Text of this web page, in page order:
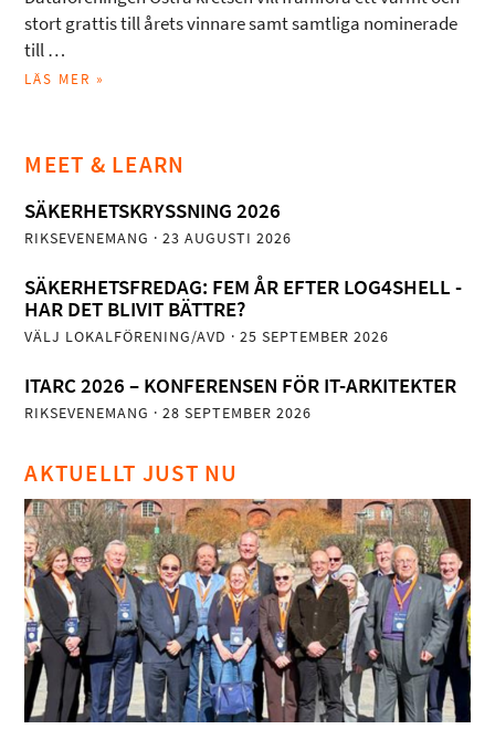
stort grattis till årets vinnare samt samtliga nominerade
till …
LÄS MER »
MEET & LEARN
SÄKERHETSKRYSSNING 2026
RIKSEVENEMANG · 23 AUGUSTI 2026
SÄKERHETSFREDAG: FEM ÅR EFTER LOG4SHELL -
HAR DET BLIVIT BÄTTRE?
VÄLJ LOKALFÖRENING/AVD · 25 SEPTEMBER 2026
ITARC 2026 – KONFERENSEN FÖR IT-ARKITEKTER
RIKSEVENEMANG · 28 SEPTEMBER 2026
AKTUELLT JUST NU